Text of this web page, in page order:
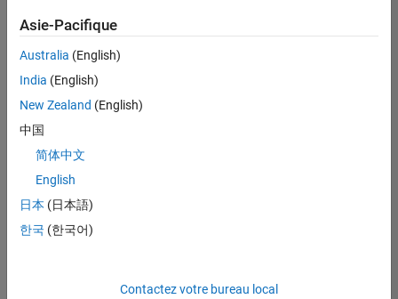
d'emploi.
malgré
tout
vous
trouvez
pas
d'offre
corresponde
à vos
Asie-Pacifique
Australia (English)
India (English)
New Zealand (English)
中国
简体中文
English
日本 (日本語)
한국 (한국어)
Contactez votre bureau local